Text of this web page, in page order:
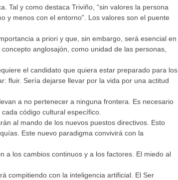
Tal y como destaca Triviño, “sin valores la persona
y menos con el entorno”. Los valores son el puente
a priori y que, sin embargo, será esencial en
anglosajón, como unidad de las personas,
el candidato que quiera estar preparado para los
fluir. Sería dejarse llevar por la vida por una actitud
a no pertenecer a ninguna frontera. Es necesario
código cultural específico.
al mando de los nuevos puestos directivos. Esto
Este nuevo paradigma convivirá con la
a los cambios continuos y a los factores. El miedo al
compitiendo con la inteligencia artificial. El Ser